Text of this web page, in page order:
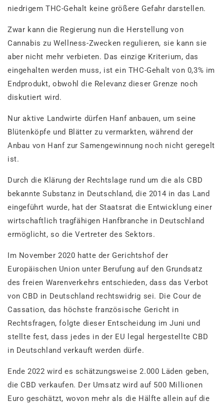
niedrigem THC-Gehalt keine größere Gefahr darstellen.
Zwar kann die Regierung nun die Herstellung von
Cannabis zu Wellness-Zwecken regulieren, sie kann sie
aber nicht mehr verbieten. Das einzige Kriterium, das
eingehalten werden muss, ist ein THC-Gehalt von 0,3% im
Endprodukt, obwohl die Relevanz dieser Grenze noch
diskutiert wird.
Nur aktive Landwirte dürfen Hanf anbauen, um seine
Blütenköpfe und Blätter zu vermarkten, während der
Anbau von Hanf zur Samengewinnung noch nicht geregelt
ist.
Durch die Klärung der Rechtslage rund um die als CBD
bekannte Substanz in Deutschland, die 2014 in das Land
eingeführt wurde, hat der Staatsrat die Entwicklung einer
wirtschaftlich tragfähigen Hanfbranche in Deutschland
ermöglicht, so die Vertreter des Sektors.
Im November 2020 hatte der Gerichtshof der
Europäischen Union unter Berufung auf den Grundsatz
des freien Warenverkehrs entschieden, dass das Verbot
von CBD in Deutschland rechtswidrig sei. Die Cour de
Cassation, das höchste französische Gericht in
Rechtsfragen, folgte dieser Entscheidung im Juni und
stellte fest, dass jedes in der EU legal hergestellte CBD
in Deutschland verkauft werden dürfe.
Ende 2022 wird es schätzungsweise 2.000 Läden geben,
die CBD verkaufen. Der Umsatz wird auf 500 Millionen
Euro geschätzt, wovon mehr als die Hälfte allein auf die